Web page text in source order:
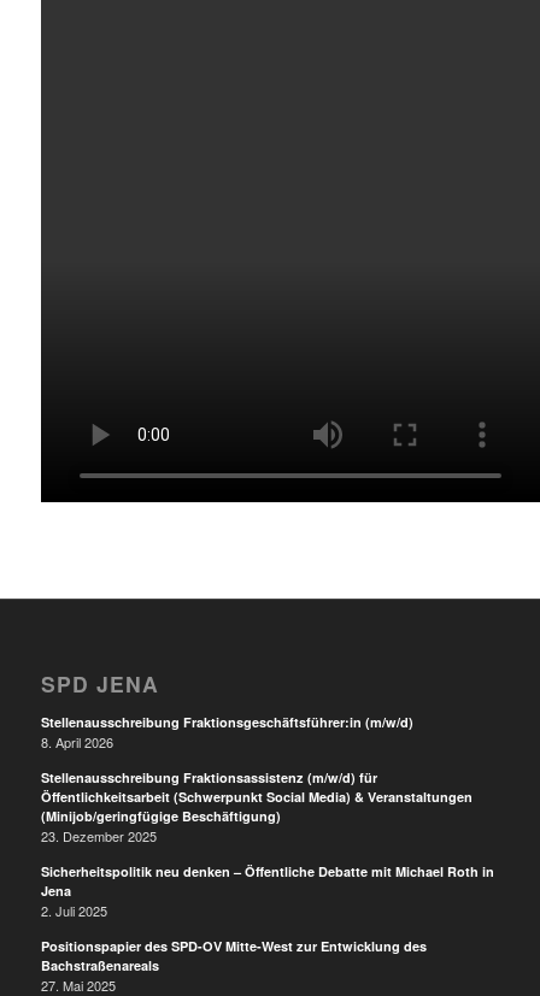
SPD JENA
Stellenausschreibung Fraktionsgeschäftsführer:in (m/w/d)
8. April 2026
Stellenausschreibung Fraktionsassistenz (m/w/d) für
Öffentlichkeitsarbeit (Schwerpunkt Social Media) & Veranstaltungen
(Minijob/geringfügige Beschäftigung)
23. Dezember 2025
Sicherheitspolitik neu denken – Öffentliche Debatte mit Michael Roth in
Jena
2. Juli 2025
Positionspapier des SPD-OV Mitte-West zur Entwicklung des
Bachstraßenareals
27. Mai 2025